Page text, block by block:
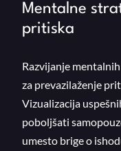
Mentalne
pritiska
Razvijanje
za prevazilaženje
Vizualizacija
poboljšati
umesto brige o